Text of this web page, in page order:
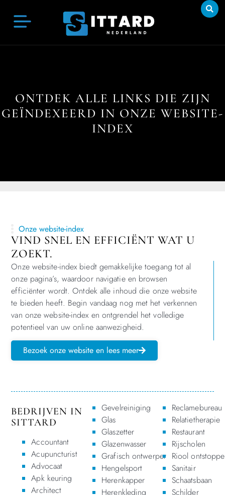
ONTDEK ALLE LINKS DIE ZIJN
GEÏNDEXEERD IN ONZE WEBSITE-
INDEX
Onze website-index
VIND SNEL EN EFFICIËNT WAT U
ZOEKT.
Onze website-index biedt gemakkelijke toegang tot al
onze pagina’s, waardoor navigatie en browsen
efficiënter wordt. Ontdek alle inhoud die onze website
te bieden heeft. Begin vandaag nog met het verkennen
van onze website-index en ontgrendel het volledige
potentieel van uw online aanwezigheid.
Bezoek onze website en lees meer
BEDRIJVEN IN
SITTARD
Accountant
Acupuncturist
Advocaat
Apk keuring
Architect
Gevelreiniging
Glas
Glaszetter
Glazenwasser
Grafisch ontwerper
Hengelsport
Herenkapper
Herenkleding
Reclamebureau
Relatietherapie
Restaurant
Rijscholen
Riool
Sanitair
Schaatsbaan
Schilder